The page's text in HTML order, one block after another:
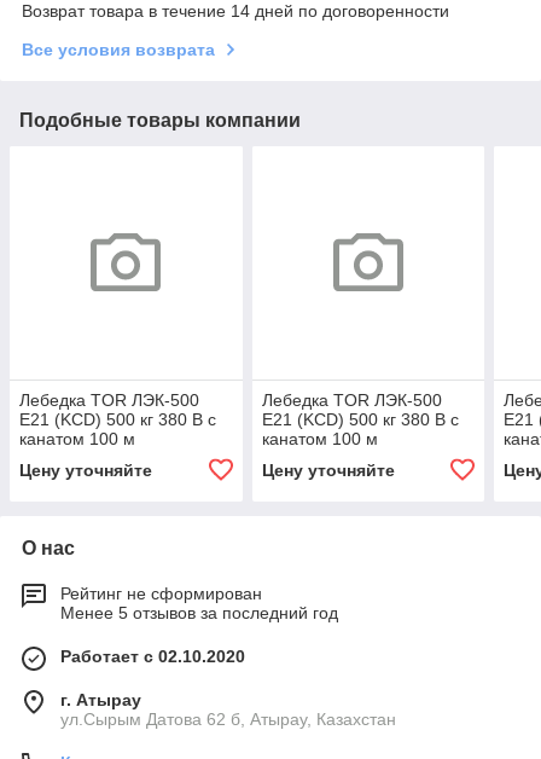
Возврат товара в течение 14 дней по договоренности
Все условия возврата
Подобные товары компании
Лебедка TOR ЛЭК-500
E21 (KCD) 500 кг 380 В с
канатом 100 м
Цену уточняйте
Лебедка TOR ЛЭК-500
E21 (KCD) 500 кг 380 В с
канатом 100 м
Цену уточняйте
E21
О нас
Рейтинг не сформирован
Менее 5 отзывов за последний год
Работает с 02.10.2020
г. Атырау
ул.Сырым Датова 62 б, Атырау, Казахстан